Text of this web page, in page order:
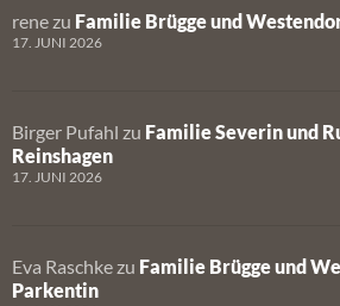
rene zu Familie Brügge und
17. JUNI 2026
Birger Pufahl zu Familie Severin und
Reinshagen
17. JUNI 2026
Eva Raschke zu Familie Brügge und
Parkentin